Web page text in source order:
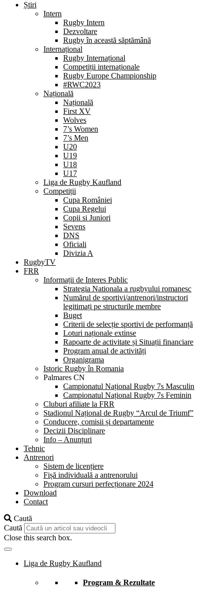
Știri
Intern
Rugby Intern
Dezvoltare
Rugby în această săptămână
Internațional
Rugby Internațional
Competiții internaționale
Rugby Europe Championship
#RWC2023
Națională
Națională
First XV
Wolves
7’s Women
7’s Men
U20
U19
U18
U17
Liga de Rugby Kaufland
Competiții
Cupa României
Cupa Regelui
Copii si Juniori
Sevens
DNS
Oficiali
Divizia A
RugbyTV
FRR
Informații de Interes Public
Strategia Nationala a rugbyului romanesc
Numărul de sportivi/antrenori/instructori
legitimați pe structurile membre
Buget
Criterii de selecție sportivi de performanță
Loturi naționale extinse
Rapoarte de activitate și Situații financiare
Program anual de activități
Organigrama
Istoric Rugby în Romania
Palmares CN
Campionatul Național Rugby 7s Masculin
Campionatul Național Rugby 7s Feminin
Cluburi afiliate la FRR
Stadionul Național de Rugby “Arcul de Triumf”
Conducere, comisii și departamente
Decizii Disciplinare
Info – Anunțuri
Tehnic
Antrenori
Sistem de licențiere
Fișă individuală a antrenorului
Program cursuri perfecționare 2024
Download
Contact
Caută
Caută
Close this search box.
Liga de Rugby Kaufland
Program & Rezultate